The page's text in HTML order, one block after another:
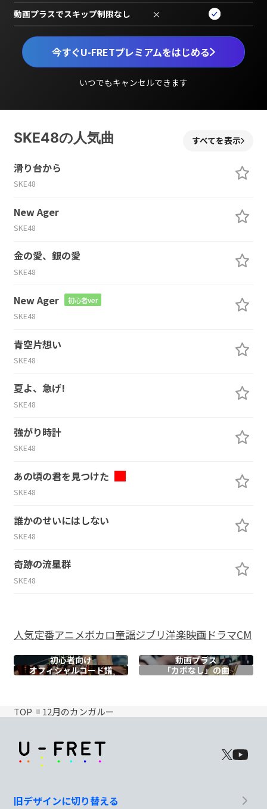
今すぐU-FRETプレミアムをはじめる
いつでもキャンセルできます
動画プラスでスキップ制限なし ×
SKE48の人気曲 すべてを表示
滑り台から
SKE48
New Ager
SKE48
金の愛、銀の愛
SKE48
New Ager 初心者ver
SKE48
青空片想い
SKE48
夏よ、急げ!
SKE48
強がり時計
SKE48
あの頃の君を見つけた
SKE48
誰かのせいにはしない
SKE48
奇跡の流星群
SKE48
人気定番アニメボカロ童謡ジブリ洋楽映画ドラマCM
初心者向け
動画プラス
オフィシャルコード譜 「カポなし」の曲
TOP 12月のカンガルー
旧デザインに切り替える